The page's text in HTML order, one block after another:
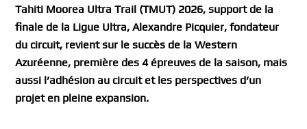
Tahiti Moorea Ultra Trail (TMUT) 2026, support de la
finale de la Ligue Ultra, Alexandre Picquier, fondateur
du circuit, revient sur le succès de la Western
Azuréenne, première des 4 épreuves de la saison, mais
aussi l’adhésion au circuit et les perspectives d’un
projet en pleine expansion.